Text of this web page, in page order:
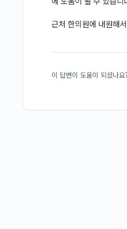
근처 한의원에 내원해
이 답변이 도움이 되셨나요